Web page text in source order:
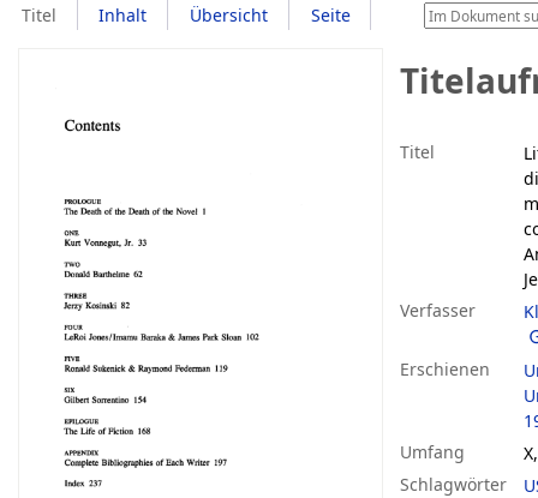
Titel Inhalt Übersicht Seite
Titel
Verfasser
Erschienen
Umfang
Schlagwörter